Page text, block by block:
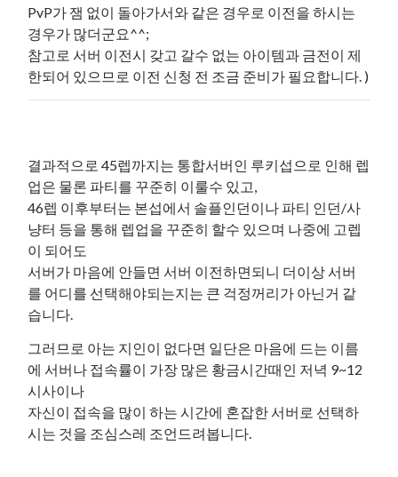
PvP가 잼 없이 돌아가서와 같은 경우로 이전을 하시는
경우가 많더군요^^;
참고로 서버 이전시 갖고 갈수 없는 아이템과 금전이 제
한되어 있으므로 이전 신청 전 조금 준비가 필요합니다. )
결과적으로 45렙까지는 통합서버인 루키섭으로 인해 렙
업은 물론 파티를 꾸준히 이룰수 있고,
46렙 이후부터는 본섭에서 솔플인던이나 파티 인던/사
냥터 등을 통해 렙업을 꾸준히 할수 있으며 나중에 고렙
이 되어도
서버가 마음에 안들면 서버 이전하면되니 더이상 서버
를 어디를 선택해야되는지는 큰 걱정꺼리가 아닌거 같
습니다.
그러므로 아는 지인이 없다면 일단은 마음에 드는 이름
에 서버나 접속률이 가장 많은 황금시간때인 저녁 9~12
시사이나
자신이 접속을 많이 하는 시간에 혼잡한 서버로 선택하
시는 것을 조심스레 조언드려봅니다.